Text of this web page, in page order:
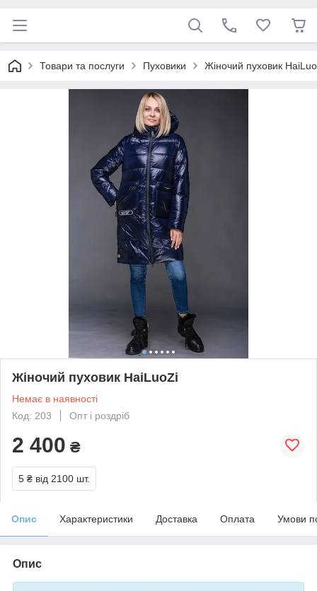
Товари та послуги Пуховики Жіночий пуховик
Жіночий пуховик HaiLuoZi
Немає в наявності
Код: 203
Опт і роздріб
2 400 ₴
5 ₴ від 2100 шт.
Опис Характеристики Доставка Оплата Умови
Опис